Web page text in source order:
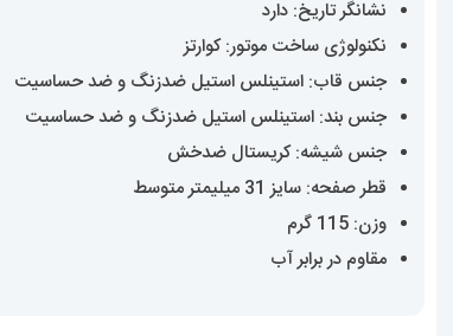
نشانگر تاریخ: دارد
نکنولوژی ساخت موتور: کوارتز
جنس قاب: استینلس استیل ضدزنگ و ضد حساسیت
جنس بند: استینلس استیل ضدزنگ و ضد حساسیت
جنس شیشه: کریستال ضدخش
قطر صفحه: سایز 31 میلیمتر متوسط
وزن: 115 گرم
مقاوم در برابر آب